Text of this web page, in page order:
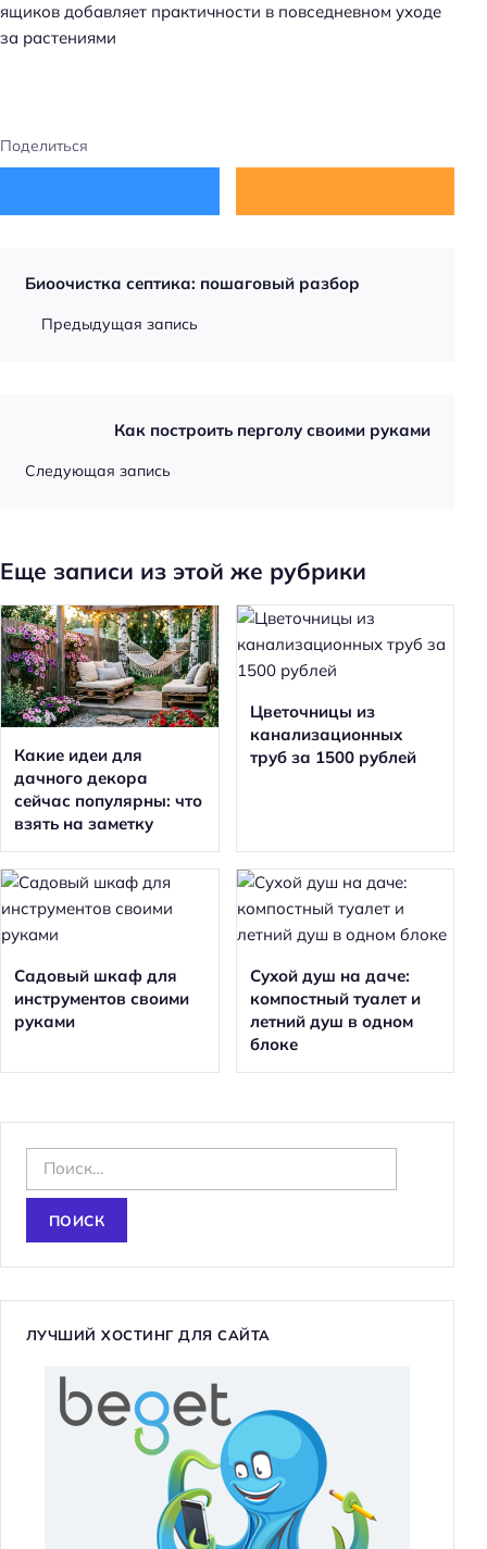
ящиков добавляет практичности в повседневном уходе
за растениями
Поделиться
Биоочистка септика: пошаговый разбор
Предыдущая запись
Как построить перголу своими руками
Следующая запись
Еще записи из этой же рубрики
Какие идеи для
дачного декора
сейчас популярны: что
взять на заметку
Цветочницы из
канализационных
труб за 1500 рублей
Садовый шкаф для
инструментов своими
руками
Сухой душ на даче:
компостный туалет и
летний душ в одном
блоке
а
и
ЛУЧШИЙ ХОСТИНГ ДЛЯ САЙТА